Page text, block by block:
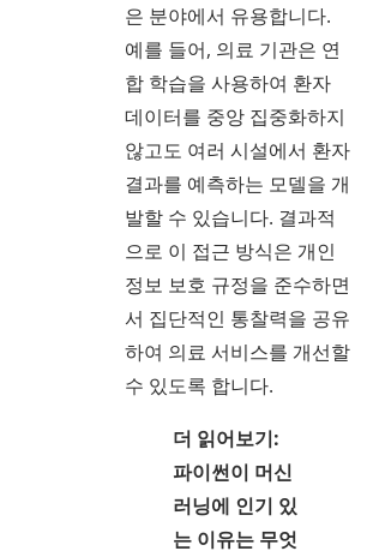
은 분야에서 유용합니다.
예를 들어, 의료 기관은 연
합 학습을 사용하여 환자
데이터를 중앙 집중화하지
않고도 여러 시설에서 환자
결과를 예측하는 모델을 개
발할 수 있습니다. 결과적
으로 이 접근 방식은 개인
정보 보호 규정을 준수하면
서 집단적인 통찰력을 공유
하여 의료 서비스를 개선할
수 있도록 합니다.
더 읽어보기:
파이썬이 머신
러닝에 인기 있
는 이유는 무엇